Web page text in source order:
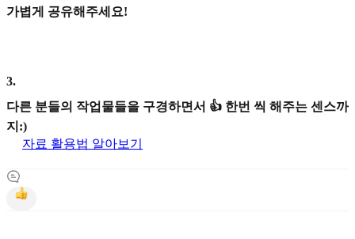
가볍게 공유해주세요!
3.
다른 분들의 작업물들을 구경하면서 👍 한번 씩 해주는 센스까
지:)
자료 활용법 알아보기